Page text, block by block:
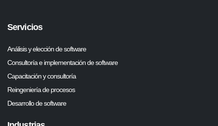
Servicios
Análisis y elección de software
Consultoría e implementación de software
Capacitación y consultoría
Reingeniería de procesos
Desarrollo de software